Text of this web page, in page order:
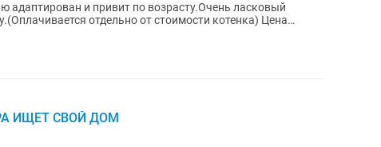
адаптирован и привит по возрасту.Очень ласковый
отдельно от стоимости котенка) Цена
ИЩЕТ СВОЙ ДОМ